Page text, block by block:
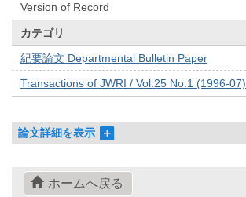
Version of Record
カテゴリ
紀要論文 Departmental Bulletin Paper
Transactions of JWRI / Vol.25 No.1 (1996-07)
論文詳細を表示
ホームへ戻る